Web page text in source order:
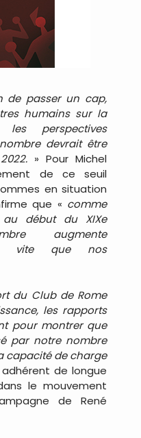
de passer un cap,
humains sur la
perspectives
devrait être
» Pour Michel
de ce seuil
en situation
que « comme
au début du XIXe
augmente
vite que nos
du Club de Rome
les rapports
pour montrer que
par notre nombre
capacité de charge
de longue
le mouvement
de René